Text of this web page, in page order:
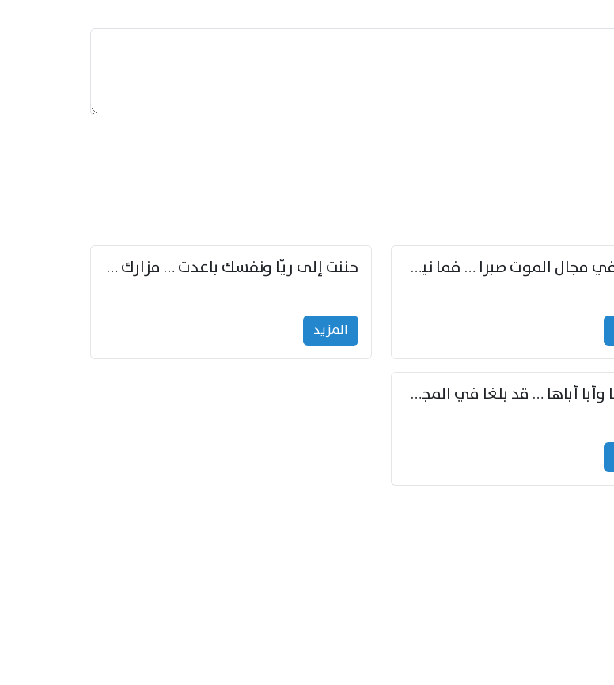
فصبرا في مجال الموت صبرا … فما نيل الخلود بمستطاع حننت إلى ريّا ونفسك باعدت … مزارك من ريّا وشعباكما معا
المزید
إنّ أباها وأبا أباها … قد بلغا في المجد غايتاها